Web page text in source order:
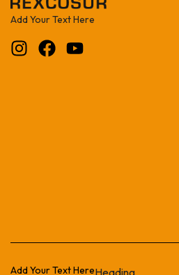
Add Your Text Here
Add Your Text HereHeading